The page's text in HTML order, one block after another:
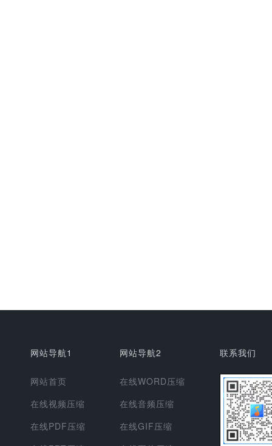
网站导航1
网站首页
在线视频压缩
在线PDF压缩
网站导航2
在线WORD压缩
在线音频压缩
在线GIF压缩
联系我们